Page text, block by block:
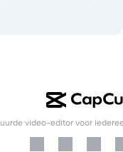
video-editor voor